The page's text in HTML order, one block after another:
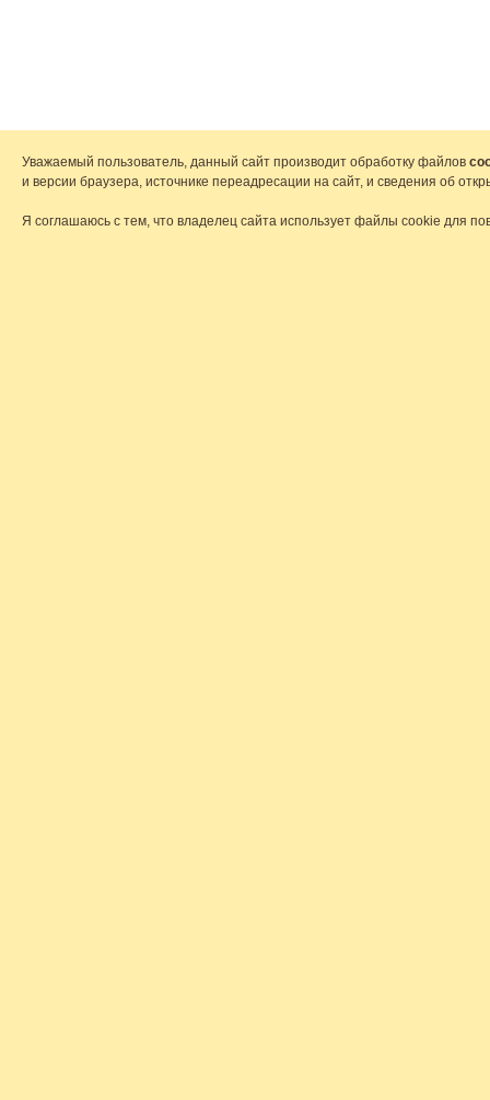
Уважаемый пользователь, данный сайт производит обработку файлов
и версии браузера, источнике переадресации на сайт, и сведения об
Я соглашаюсь с тем, что владелец сайта использует файлы cookie для